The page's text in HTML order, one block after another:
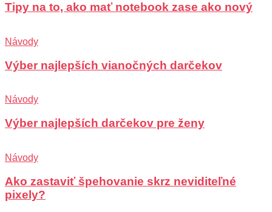
Tipy na to, ako mať notebook zase ako nový
Návody
Výber najlepších vianočných darčekov
Návody
Výber najlepších darčekov pre ženy
Návody
Ako zastaviť špehovanie skrz neviditeľné
pixely?